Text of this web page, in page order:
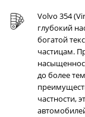
Volvo 354
глубокий
богатой
частицам.
до более
частности,